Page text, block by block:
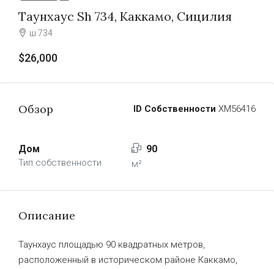
Таунхаус Sh 734, Каккамо, Сицилия
ш 734
$26,000
Обзор ID Собственности ХМ56416
Дом
Тип собственности
90
м²
Описание
Таунхаус площадью 90 квадратных метров,
расположенный в историческом районе Каккамо,